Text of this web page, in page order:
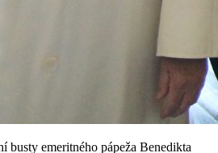
busty emeritného pápeža Benedikta